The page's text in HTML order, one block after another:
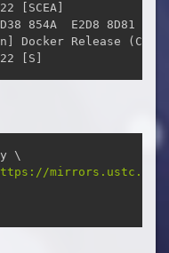
SCEA
854A  E2D8 8D81
Docker Release ( CE
S
\
https://